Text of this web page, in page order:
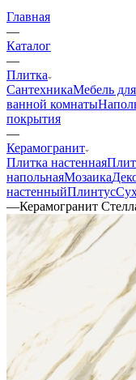
Главная
—
Каталог
—
Плитка
СантехникаМебель
ванной комнаты
покрытия
—
Керамогранит
Плитка настенная
напольнаяМозаика
настенныйПлинтус
—Керамогранит